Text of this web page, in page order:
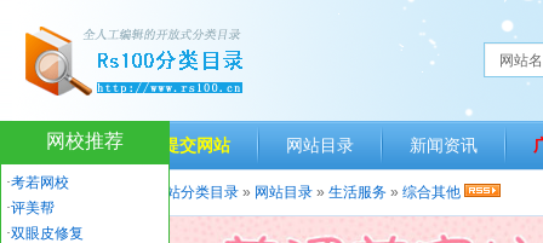
网站
网站首页 提交网站 网站目录 新闻资讯
当前位置： 人生一百网站分类目录 » 网站目录 » 生活服务 » 综合其他
网校推荐
·考若网校
·评美帮
·双眼皮修复